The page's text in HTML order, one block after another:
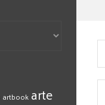
artbook arte